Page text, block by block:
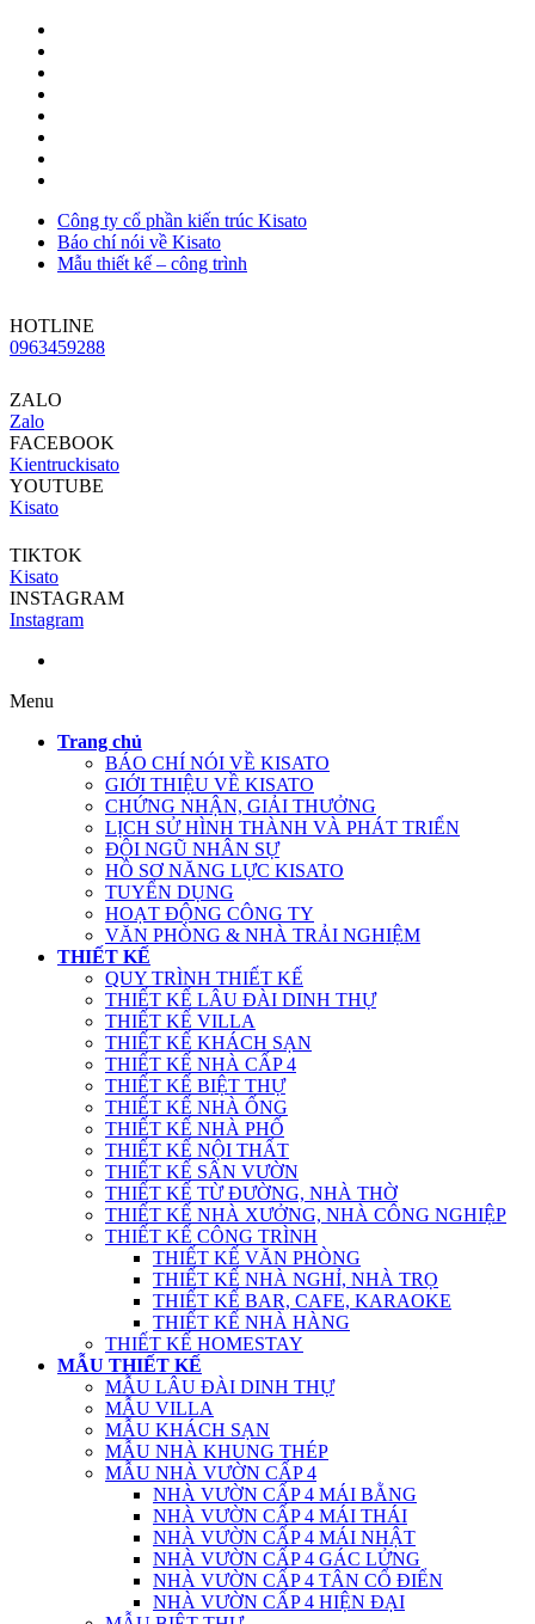
Công ty cổ phần kiến trúc Kisato
Báo chí nói về Kisato
Mẫu thiết kế – công trình
HOTLINE
0963459288
ZALO
Zalo
FACEBOOK
Kientruckisato
YOUTUBE
Kisato
TIKTOK
Kisato
INSTAGRAM
Instagram
Menu
Trang chủ
BÁO CHÍ NÓI VỀ KISATO
GIỚI THIỆU VỀ KISATO
CHỨNG NHẬN, GIẢI THƯỞNG
LỊCH SỬ HÌNH THÀNH VÀ PHÁT TRIỂN
ĐỘI NGŨ NHÂN SỰ
HỒ SƠ NĂNG LỰC KISATO
TUYỂN DỤNG
HOẠT ĐỘNG CÔNG TY
VĂN PHÒNG & NHÀ TRẢI NGHIỆM
THIẾT KẾ
QUY TRÌNH THIẾT KẾ
THIẾT KẾ LÂU ĐÀI DINH THỰ
THIẾT KẾ VILLA
THIẾT KẾ KHÁCH SẠN
THIẾT KẾ NHÀ CẤP 4
THIẾT KẾ BIỆT THỰ
THIẾT KẾ NHÀ ỐNG
THIẾT KẾ NHÀ PHỐ
THIẾT KẾ NỘI THẤT
THIẾT KẾ SÂN VƯỜN
THIẾT KẾ TỪ ĐƯỜNG, NHÀ THỜ
THIẾT KẾ NHÀ XƯỞNG, NHÀ CÔNG NGHIỆP
THIẾT KẾ CÔNG TRÌNH
THIẾT KẾ VĂN PHÒNG
THIẾT KẾ NHÀ NGHỈ, NHÀ TRỌ
THIẾT KẾ BAR, CAFE, KARAOKE
THIẾT KẾ NHÀ HÀNG
THIẾT KẾ HOMESTAY
MẪU THIẾT KẾ
MẪU LÂU ĐÀI DINH THỰ
MẪU VILLA
MẪU KHÁCH SẠN
MẪU NHÀ KHUNG THÉP
MẪU NHÀ VƯỜN CẤP 4
NHÀ VƯỜN CẤP 4 MÁI BẰNG
NHÀ VƯỜN CẤP 4 MÁI THÁI
NHÀ VƯỜN CẤP 4 MÁI NHẬT
NHÀ VƯỜN CẤP 4 GÁC LỬNG
NHÀ VƯỜN CẤP 4 TÂN CỔ ĐIỂN
NHÀ VƯỜN CẤP 4 HIỆN ĐẠI